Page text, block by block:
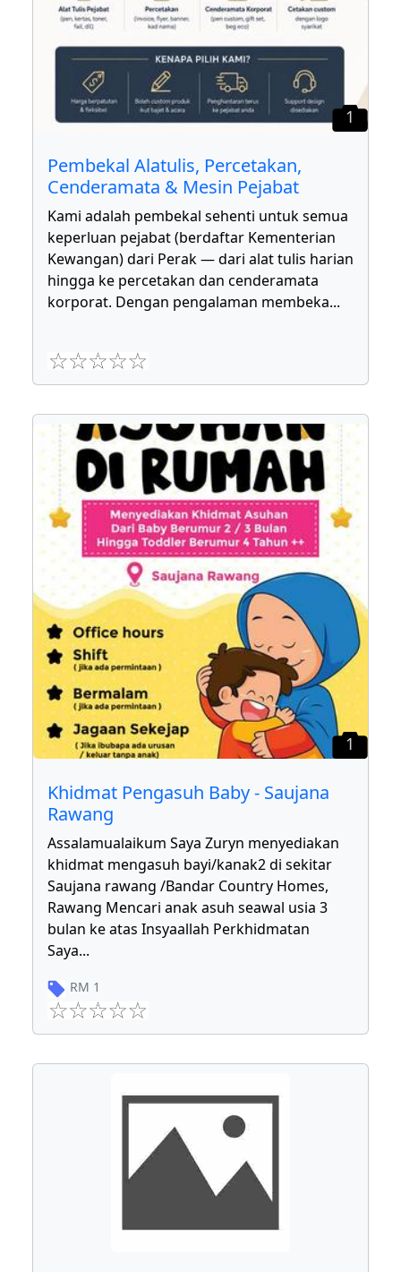
1
Pembekal Alatulis, Percetakan,
Cenderamata & Mesin Pejabat
Kami adalah pembekal sehenti untuk semua
keperluan pejabat (berdaftar Kementerian
Kewangan) dari Perak — dari alat tulis harian
hingga ke percetakan dan cenderamata
korporat. Dengan pengalaman membeka...
1
Khidmat Pengasuh Baby - Saujana
Rawang
Assalamualaikum Saya Zuryn menyediakan
khidmat mengasuh bayi/kanak2 di sekitar
Saujana rawang /Bandar Country Homes,
Rawang Mencari anak asuh seawal usia 3
bulan ke atas Insyaallah Perkhidmatan
Saya...
RM 1